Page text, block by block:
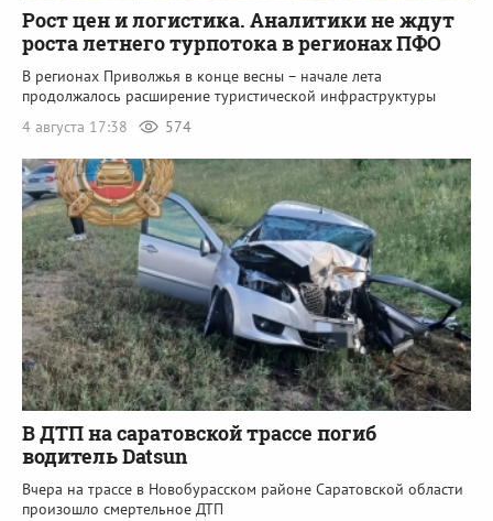
Рост цен и логистика. Аналитики не ждут
роста летнего турпотока в регионах ПФО
В регионах Приволжья в конце весны – начале лета
продолжалось расширение туристической инфраструктуры
4 августа 17:38
574
В ДТП на саратовской трассе погиб
водитель Datsun
Вчера на трассе в Новобурасском районе Саратовской области
произошло смертельное ДТП